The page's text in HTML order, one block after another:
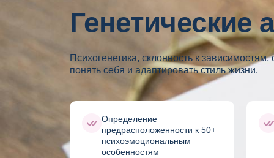
Генетические
Психогенетика, склонность к
понять себя и адаптировать стиль жизни.
Определение
предрасположенности к 50+
психоэмоциональным
особенностям